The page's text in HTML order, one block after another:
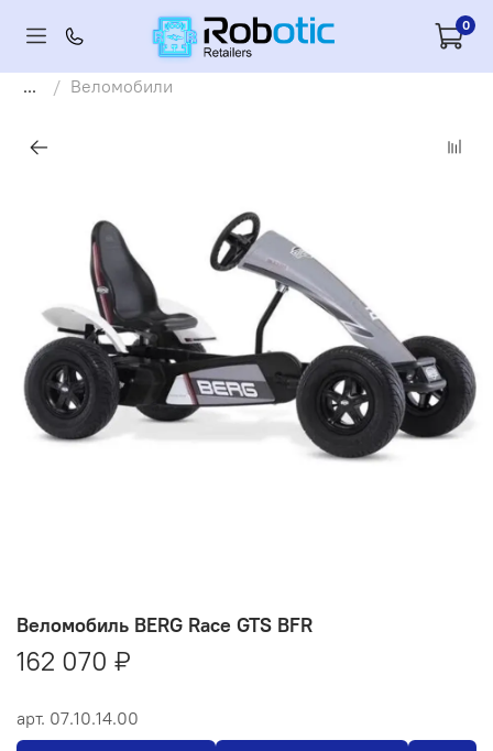
0
... Веломобили
арт. 07.10.14.00
Веломобиль BERG Race GTS BFR
162 070 ₽